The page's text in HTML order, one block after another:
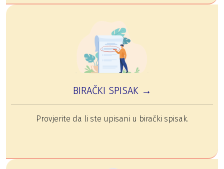
BIRAČKI SPISAK →
Provjerite da li ste upisani u birački spisak.